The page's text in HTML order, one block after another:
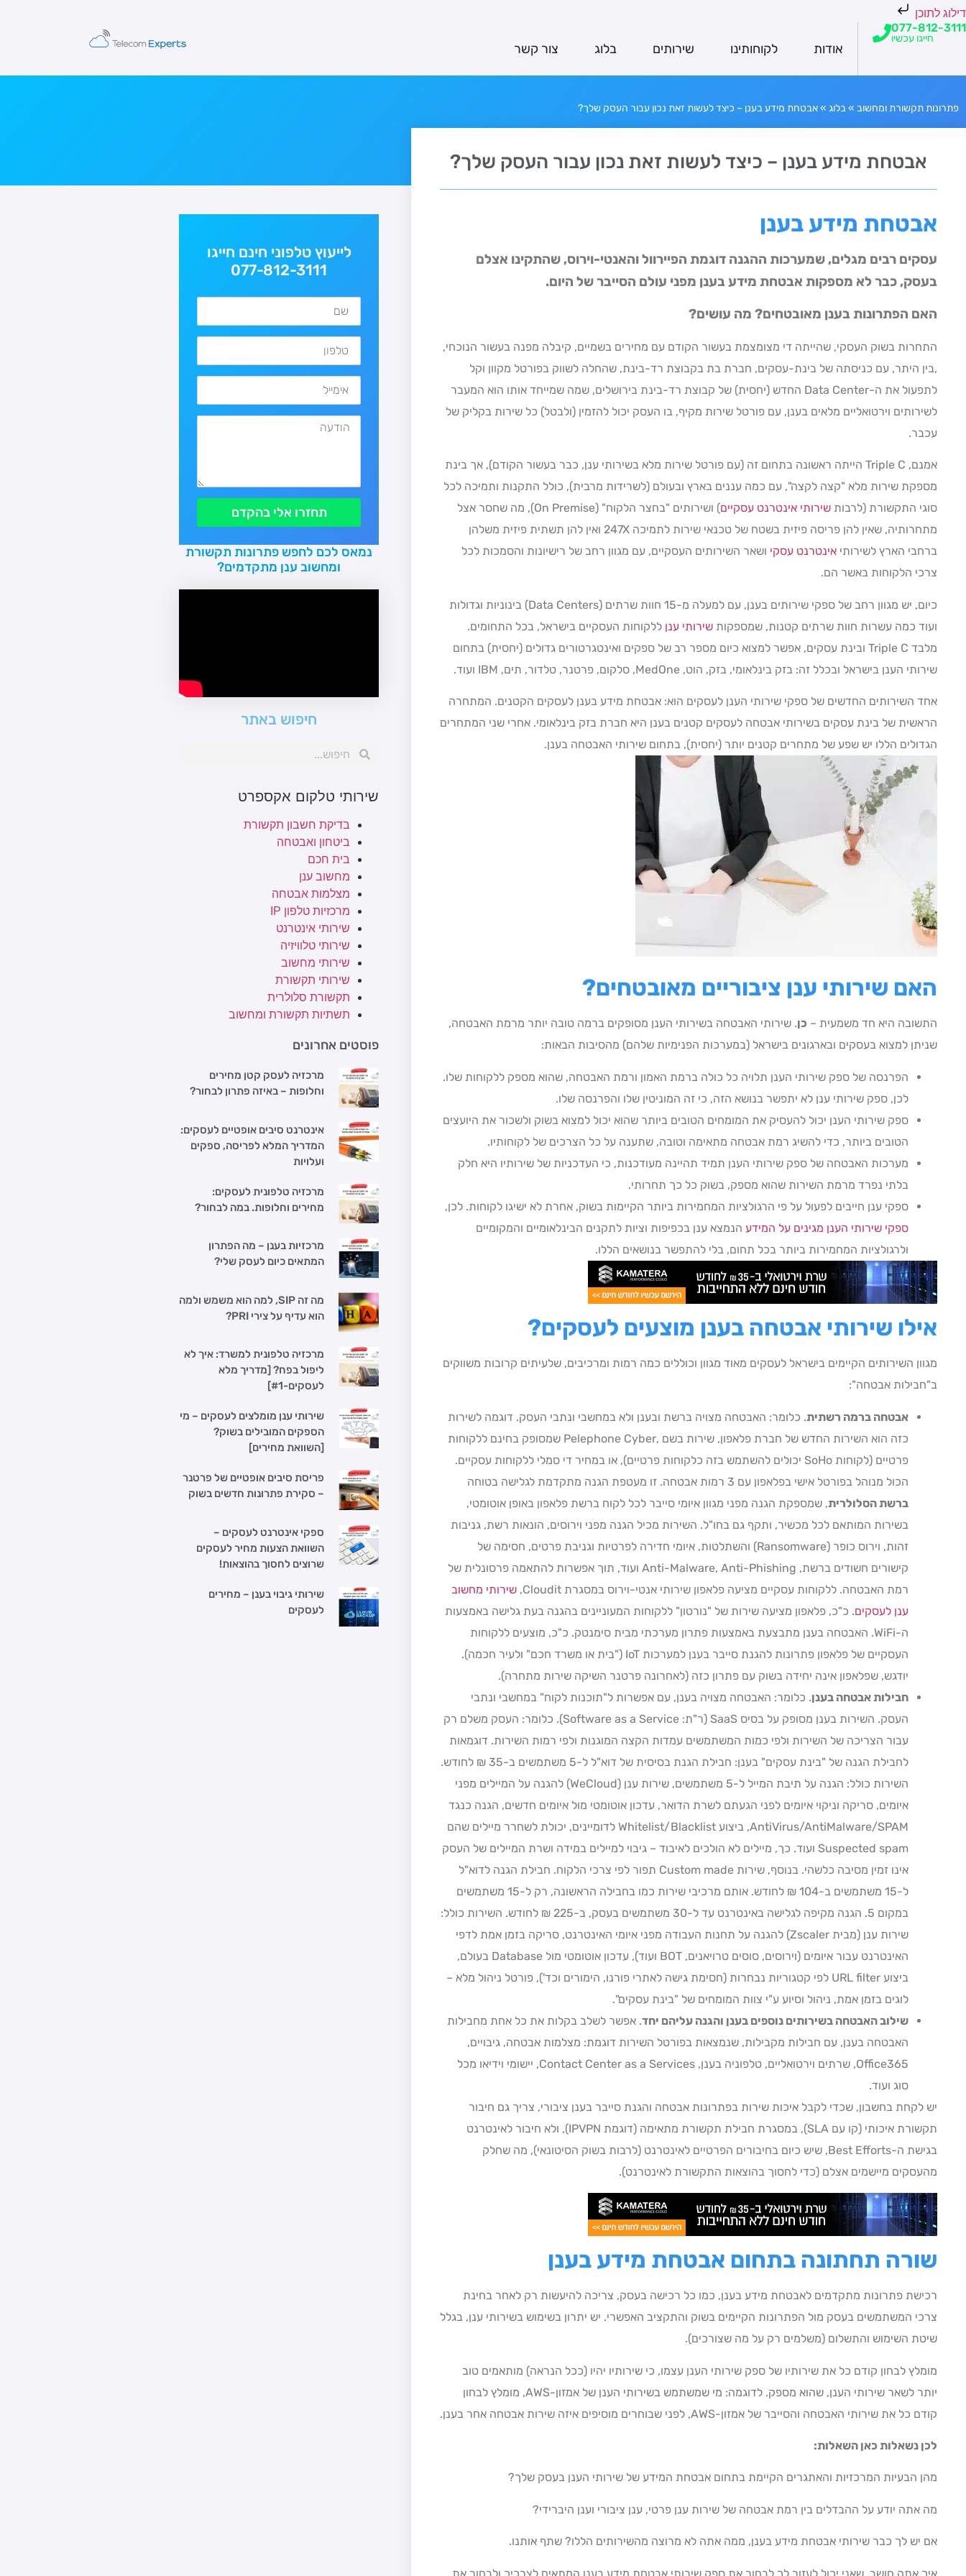
דילוג לתוכן
077-812-3111
חייגו עכשיו
אודות לקוחותינו שירותים בלוג צור קשר
פתרונות תקשורת ומחשוב »בלוג »אבטחת מידע בענן – כיצד לעשות זאת נכון עבור העסק שלך?
אבטחת מידע בענן – כיצד לעשות זאת נכון עבור העסק שלך?
אבטחת מידע בענן
עסקים רבים מגלים, שמערכות ההגנה דוגמת הפיירוול והאנטי-וירוס, שהתקינו אצלם
בעסק, כבר לא מספקות אבטחת מידע בענן מפני עולם הסייבר של היום.
האם הפתרונות בענן מאובטחים? מה עושים?
התחרות בשוק העסקי, שהייתה די מצומצמת בעשור הקודם עם מחירים בשמיים, קיבלה מפנה בעשור הנוכחי,
,בין היתר, עם כניסתה של בינת-עסקים, חברת בת בקבוצת רד-בינת, שהחלה לשווק בפורטל מקוון וקל
לתפעול את ה-Data Center החדש (יחסית) של קבוצת רד-בינת בירושלים, שמה שמייחד אותו הוא המעבר
לשירותים וירטואליים מלאים בענן, עם פורטל שירות מקיף, בו העסק יכול להזמין (ולבטל) כל שירות בקליק של
עכבר.
אמנם, Triple C הייתה ראשונה בתחום זה (עם פורטל שירות מלא בשירותי ענן, כבר בעשור הקודם), אך בינת
מספקת שירות מלא "קצה לקצה", עם כמה עננים בארץ ובעולם (לשרידות מרבית), כולל התקנות ותמיכה לכל
סוגי התקשורת (לרבות שירותי אינטרנט עסקיים
) ושירותים "בחצר הלקוח" (On Premise), מה שחסר אצל
מתחרותיה, שאין להן פריסה פיזית בשטח של טכנאי שירות לתמיכה 247X ואין להן תשתית פיזית משלהן
ברחבי הארץ לשירותי אינטרנט עסקי ושאר השירותים העסקיים, עם מגוון רחב של רישיונות והסמכות לכל
צרכי הלקוחות באשר הם.
כיום, יש מגוון רחב של ספקי שירותים בענן, עם למעלה מ-15 חוות שרתים (Data Centers) בינוניות וגדולות
ועוד כמה עשרות חוות שרתים קטנות, שמספקות שירותי ענן ללקוחות העסקיים בישראל, בכל התחומים.
מלבד Triple C ובינת עסקים, אפשר למצוא כיום מספר רב של ספקים ואינטגרטורים גדולים (יחסית) בתחום
שירותי הענן בישראל ובכלל זה: בזק בינלאומי, בזק, הוט, MedOne, סלקום, פרטנר, טלדור, תים, IBM ועוד.
אחד השירותים החדשים של ספקי שירותי הענן לעסקים הוא: אבטחת מידע בענן לעסקים הקטנים. המתחרה
הראשית של בינת עסקים בשירותי אבטחה לעסקים קטנים בענן היא חברת בזק בינלאומי. אחרי שני המתחרים
הגדולים הללו יש שפע של מתחרים קטנים יותר (יחסית), בתחום שירותי האבטחה בענן.
האם שירותי ענן ציבוריים מאובטחים?
התשובה היא חד משמעית – כן. שירותי האבטחה בשירותי הענן מסופקים ברמה טובה יותר מרמת האבטחה,
שניתן למצוא בעסקים ובארגונים בישראל (במערכות הפנימיות שלהם) מהסיבות הבאות:
הפרנסה של ספק שירותי הענן תלויה כל כולה ברמת האמון ורמת האבטחה, שהוא מספק ללקוחות שלו.
לכן, ספק שירותי ענן לא יתפשר בנושא הזה, כי זה המוניטין שלו והפרנסה שלו.
ספק שירותי הענן יכול להעסיק את המומחים הטובים ביותר שהוא יכול למצוא בשוק ולשכור את היועצים
הטובים ביותר, כדי להשיג רמת אבטחה מתאימה וטובה, שתענה על כל הצרכים של לקוחותיו.
מערכות האבטחה של ספק שירותי הענן תמיד תהיינה מעודכנות, כי העדכניות של שירותיו היא חלק
בלתי נפרד מרמת השירות שהוא מספק, בשוק כל כך תחרותי.
ספקי ענן חייבים לפעול על פי הרגולציות המחמירות ביותר הקיימות בשוק, אחרת לא ישיגו לקוחות. לכן,
ספקי שירותי הענן מגינים על המידע הנמצא ענן בכפיפות וציות לתקנים הבינלאומיים והמקומיים
ולרגולציות המחמירות ביותר בכל תחום, בלי להתפשר בנושאים הללו.
אילו שירותי אבטחה בענן מוצעים לעסקים?
מגוון השירותים הקיימים בישראל לעסקים מאוד מגוון וכוללים כמה רמות ומרכיבים, שלעיתים קרובות משווקים
ב"חבילות אבטחה":
אבטחה ברמה רשתית. כלומר: האבטחה מצויה ברשת ובענן ולא במחשבי ונתבי העסק. דוגמה לשירות
כזה הוא השירות החדש של חברת פלאפון, שירות בשם ,Pelephone Cyber שמסופק בחינם ללקוחות
פרטיים (לקוחות SoHo יכולים להשתמש בזה כלקוחות פרטיים), או במחיר די סמלי ללקוחות עסקיים.
הכול מנוהל בפורטל אישי בפלאפון עם 3 רמות אבטחה. זו מעטפת הגנה מתקדמת לגלישה בטוחה
ברשת הסלולרית, שמספקת הגנה מפני מגוון איומי סייבר לכל לקוח ברשת פלאפון באופן אוטומטי,
בשירות המותאם לכל מכשיר, ותקף גם בחו"ל. השירות מכיל הגנה מפני וירוסים, הונאות רשת, גניבות
זהות, וירוס כופר (Ransomware) והשתלטות, איומי חדירה לפרטיות וגניבת פרטים, חסימה של
קישורים חשודים ברשת, Anti-Malware, Anti-Phishing ועוד, תוך אפשרות להתאמה פרסונלית של
רמת האבטחה. ללקוחות עסקיים מציעה פלאפון שירותי אנטי-וירוס במסגרת Cloudit,
שירותי מחשוב
ענן לעסקים. כ"כ, פלאפון מציעה שירות של "נורטון" ללקוחות המעוניינים בהגנה בעת גלישה באמצעות
ה-WiFi. האבטחה בענן מתבצעת באמצעות פתרון מערכתי מבית סימנטק. כ"כ, מוצעים ללקוחות
העסקיים של פלאפון פתרונות להגנת סייבר בענן למערכות IoT ("בית או משרד חכם" ולעיר חכמה).
יודגש, שפלאפון אינה יחידה בשוק עם פתרון כזה (לאחרונה פרטנר השיקה שירות מתחרה).
חבילות אבטחה בענן. כלומר: האבטחה מצויה בענן, עם אפשרות ל"תוכנות לקוח" במחשבי ונתבי
העסק. השירות בענן מסופק על בסיס SaaS (ר"ת: Software as a Service). כלומר: העסק משלם רק
עבור הצריכה של השירות ולפי כמות המשתמשים עמדות הקצה המוגנות ולפי רמות השירות. דוגמאות
לחבילת הגנה של "בינת עסקים" בענן: חבילת הגנת בסיסית של דוא"ל ל-5 משתמשים ב-35 ₪ לחודש.
השירות כולל: הגנה על תיבת המייל ל-5 משתמשים, שירות ענן (WeCloud) להגנה על המיילים מפני
איומים, סריקה וניקוי איומים לפני הגעתם לשרת הדואר, עדכון אוטומטי מול איומים חדשים, הגנה כנגד
AntiVirus/AntiMalware/SPAM, ביצוע Whitelist/Blacklist לדומיינים, יכולת לשחרר מיילים שהם
Suspected spam ועוד. כך, מיילים לא הולכים לאיבוד – גיבוי למיילים במידה ושרת המיילים של העסק
אינו זמין מסיבה כלשהי. בנוסף, שירות Custom made תפור לפי צרכי הלקוח. חבילת הגנה לדוא"ל
ל-15 משתמשים ב-104 ₪ לחודש. אותם מרכיבי שירות כמו בחבילה הראשונה, רק ל-15 משתמשים
במקום 5. הגנה מקיפה לגלישה באינטרנט עד ל-30 משתמשים בעסק, ב-225 ₪ לחודש. השירות כולל:
שירות ענן (מבית Zscaler) להגנה על תחנות העבודה מפני איומי האינטרנט, סריקה בזמן אמת לדפי
האינטרנט עבור איומים (וירוסים, סוסים טרויאנים, BOT ועוד), עדכון אוטומטי מול Database בעולם,
ביצוע URL filter לפי קטגוריות נבחרות (חסימת גישה לאתרי פורנו, הימורים וכד'), פורטל ניהול מלא –
לוגים בזמן אמת, ניהול וסיוע ע"י צוות המומחים של "בינת עסקים".
שילוב האבטחה בשירותים נוספים בענן והגנה עליהם יחד. אפשר לשלב בקלות את כל אחת מחבילות
האבטחה בענן, עם חבילות מקבילות, שנמצאות בפורטל השירות דוגמת: מצלמות אבטחה, גיבויים,
Office365, שרתים וירטואליים, טלפוניה בענן, Contact Center as a Services, יישומי וידיאו מכל
סוג ועוד.
יש לקחת בחשבון, שכדי לקבל איכות שירות בפתרונות אבטחה והגנת סייבר בענן ציבורי, צריך גם חיבור
תקשורת איכותי (קו עם SLA), במסגרת חבילת תקשורת מתאימה (דוגמת IPVPN), ולא חיבור לאינטרנט
בגישת ה-Best Efforts, שיש כיום בחיבורים הפרטיים לאינטרנט (לרבות בשוק הסיטונאי), מה שחלק
מהעסקים מיישמים אצלם (כדי לחסוך בהוצאות התקשורת לאינטרנט).
שורה תחתונה בתחום אבטחת מידע בענן
רכישת פתרונות מתקדמים לאבטחת מידע בענן, כמו כל רכישה בעסק, צריכה להיעשות רק לאחר בחינת
צרכי המשתמשים בעסק מול הפתרונות הקיימים בשוק והתקציב האפשרי. יש יתרון בשימוש בשירותי ענן, בגלל
שיטת השימוש והתשלום (משלמים רק על מה שצורכים).
מומלץ לבחון קודם כל את שירותיו של ספק שירותי הענן עצמו, כי שירותיו יהיו (ככל הנראה) מותאמים טוב
יותר לשאר שירותי הענן, שהוא מספק. לדוגמה: מי שמשתמש בשירותי הענן של אמזון-AWS, מומלץ לבחון
קודם כל את שירותי האבטחה והסייבר של אמזון-AWS, לפני שבוחרים מוסיפים איזה שירות אבטחה אחר בענן.
לכן נשאלות כאן השאלות:
מהן הבעיות המרכזיות והאתגרים הקיימת בתחום אבטחת המידע של שירותי הענן בעסק שלך?
מה אתה יודע על ההבדלים בין רמת אבטחה של שירות ענן פרטי, ענן ציבורי וענן היברידי?
אם יש לך כבר שירותי אבטחת מידע בענן, ממה אתה לא מרוצה מהשירותים הללו? שתף אותנו.
איך אתה חושב, שאני יכול לעזור לך לבחור את ספק שירותי אבטחת מידע בענן המתאים לצרכיך ולבחור את
לייעוץ טלפוני חינם חייגו
077-812-3111
תחזרו אלי בהקדם
נמאס לכם לחפש פתרונות תקשורת
ומחשוב ענן מתקדמים?
חיפוש באתר
שירותי טלקום אקספרט
בדיקת חשבון תקשורת
ביטחון ואבטחה
בית חכם
מחשוב ענן
מצלמות אבטחה
מרכזיות טלפון IP
שירותי אינטרנט
שירותי טלוויזיה
שירותי מחשוב
שירותי תקשורת
תקשורת סלולרית
תשתיות תקשורת ומחשוב
פוסטים אחרונים
מרכזיה לעסק קטן מחירים
וחלופות – באיזה פתרון לבחור?
אינטרנט סיבים אופטיים לעסקים:
המדריך המלא לפריסה, ספקים
ועלויות
מרכזיה טלפונית לעסקים:
מחירים וחלופות. במה לבחור?
מרכזיות בענן – מה הפתרון
המתאים כיום לעסק שלי?
מה זה SIP, למה הוא משמש ולמה
הוא עדיף על צירי PRI?
מרכזיה טלפונית למשרד: איך לא
ליפול בפח? [מדריך מלא
לעסקים-#1]
שירותי ענן מומלצים לעסקים – מי
הספקים המובילים בשוק?
[השוואת מחירים]
פריסת סיבים אופטיים של פרטנר
– סקירת פתרונות חדשים בשוק
ספקי אינטרנט לעסקים –
השוואת הצעות מחיר לעסקים
שרוצים לחסוך בהוצאות!
שירותי גיבוי בענן – מחירים
לעסקים